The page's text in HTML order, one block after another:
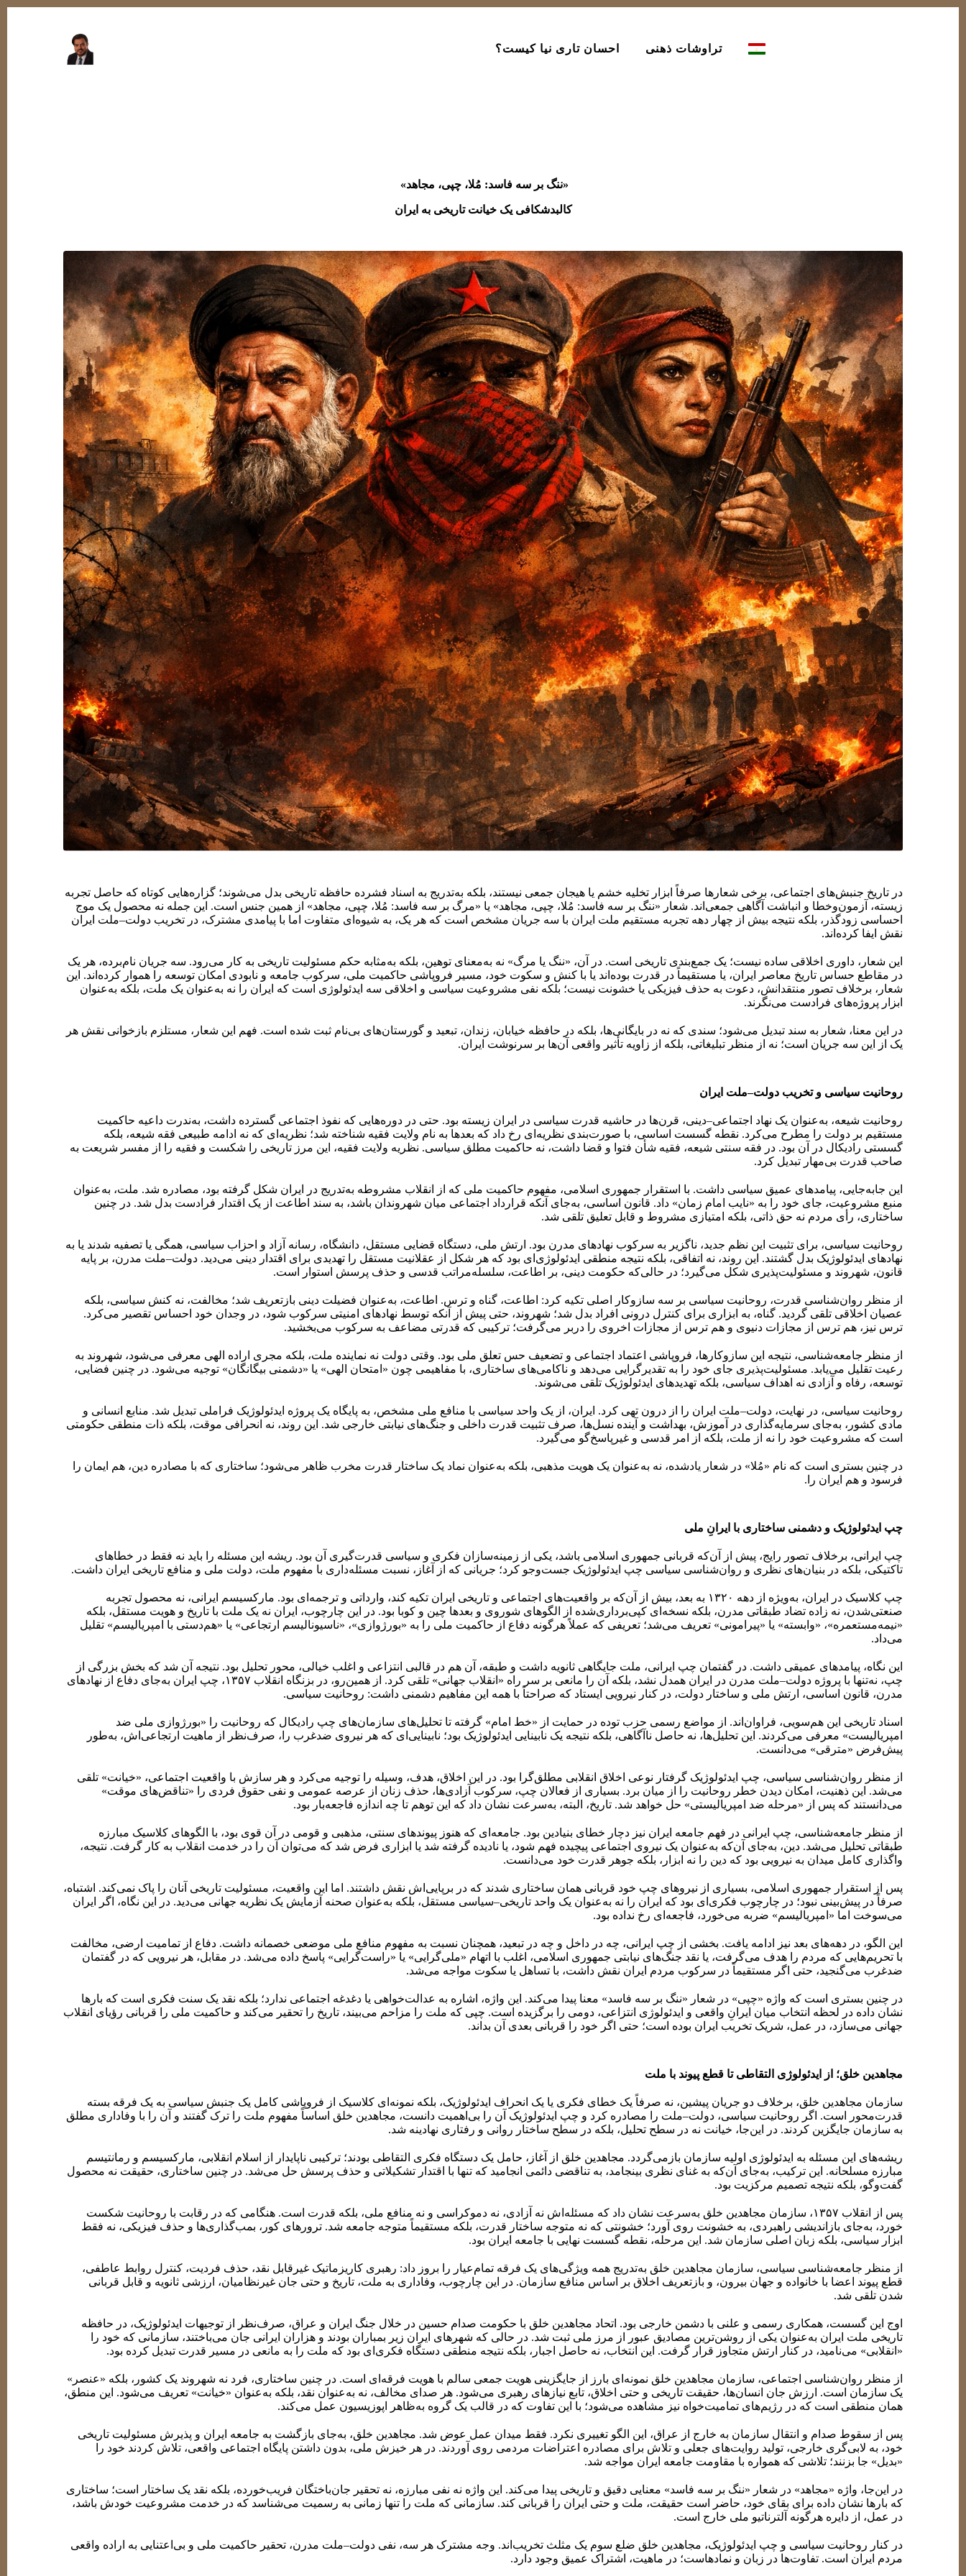
احسان تاری نیا کیست؟ تراوشات ذهنی
«ننگ بر سه فاسد: مُلا، چپی، مجاهد»
کالبدشکافی یک خیانت تاریخی به ایران
در تاریخ جنبش‌های اجتماعی، برخی شعارها صرفاً ابزار تخلیه خشم یا هیجان جمعی نیستند، بلکه به‌تدریج به اسناد فشرده حافظه تاریخی بدل می‌شوند؛ گزاره‌هایی کوتاه که حاصل تجربه
زیسته، آزمون‌وخطا و انباشت آگاهی جمعی‌اند. شعار «ننگ بر سه فاسد: مُلا، چپی، مجاهد» یا «مرگ بر سه فاسد: مُلا، چپی، مجاهد» از همین جنس است. این جمله نه محصول یک موج
احساسی زودگذر، بلکه نتیجه بیش از چهار دهه تجربه مستقیم ملت ایران با سه جریان مشخص است که هر یک، به شیوه‌ای متفاوت اما با پیامدی مشترک، در تخریب دولت–ملت ایران
نقش ایفا کرده‌اند.
این شعار، داوری اخلاقی ساده نیست؛ یک جمع‌بندی تاریخی است. در آن، «ننگ یا مرگ» نه به‌معنای توهین، بلکه به‌مثابه حکم مسئولیت تاریخی به کار می‌رود. سه جریان نام‌برده، هر یک
در مقاطع حساس تاریخ معاصر ایران، یا مستقیماً در قدرت بوده‌اند یا با کنش و سکوت خود، مسیر فروپاشی حاکمیت ملی، سرکوب جامعه و نابودی امکان توسعه را هموار کرده‌اند. این
شعار، برخلاف تصور منتقدانش، دعوت به حذف فیزیکی یا خشونت نیست؛ بلکه نفی مشروعیت سیاسی و اخلاقی سه ایدئولوژی است که ایران را نه به‌عنوان یک ملت، بلکه به‌عنوان
ابزار پروژه‌های فرادست می‌نگرند.
در این معنا، شعار به سند تبدیل می‌شود؛ سندی که نه در بایگانی‌ها، بلکه در حافظه خیابان، زندان، تبعید و گورستان‌های بی‌نام ثبت شده است. فهم این شعار، مستلزم بازخوانی نقش هر
یک از این سه جریان است؛ نه از منظر تبلیغاتی، بلکه از زاویه تأثیر واقعی آن‌ها بر سرنوشت ایران.
روحانیت سیاسی و تخریب دولت–ملت ایران
روحانیت شیعه، به‌عنوان یک نهاد اجتماعی–دینی، قرن‌ها در حاشیه قدرت سیاسی در ایران زیسته بود. حتی در دوره‌هایی که نفوذ اجتماعی گسترده داشت، به‌ندرت داعیه حاکمیت
مستقیم بر دولت را مطرح می‌کرد. نقطه گسست اساسی، با صورت‌بندی نظریه‌ای رخ داد که بعدها به نام ولایت فقیه شناخته شد؛ نظریه‌ای که نه ادامه طبیعی فقه شیعه، بلکه
گسستی رادیکال در آن بود. در فقه سنتی شیعه، فقیه شأن فتوا و قضا داشت، نه حاکمیت مطلق سیاسی. نظریه ولایت فقیه، این مرز تاریخی را شکست و فقیه را از مفسر شریعت به
صاحب قدرت بی‌مهار تبدیل کرد.
این جابه‌جایی، پیامدهای عمیق سیاسی داشت. با استقرار جمهوری اسلامی، مفهوم حاکمیت ملی که از انقلاب مشروطه به‌تدریج در ایران شکل گرفته بود، مصادره شد. ملت، به‌عنوان
منبع مشروعیت، جای خود را به «نایب امام زمان» داد. قانون اساسی، به‌جای آنکه قرارداد اجتماعی میان شهروندان باشد، به سند اطاعت از یک اقتدار فرادست بدل شد. در چنین
ساختاری، رأی مردم نه حق ذاتی، بلکه امتیازی مشروط و قابل تعلیق تلقی شد.
روحانیت سیاسی، برای تثبیت این نظم جدید، ناگزیر به سرکوب نهادهای مدرن بود. ارتش ملی، دستگاه قضایی مستقل، دانشگاه، رسانه آزاد و احزاب سیاسی، همگی یا تصفیه شدند یا به
نهادهای ایدئولوژیک بدل گشتند. این روند، نه اتفاقی، بلکه نتیجه منطقی ایدئولوژی‌ای بود که هر شکل از عقلانیت مستقل را تهدیدی برای اقتدار دینی می‌دید. دولت–ملت مدرن، بر پایه
قانون، شهروند و مسئولیت‌پذیری شکل می‌گیرد؛ در حالی‌که حکومت دینی، بر اطاعت، سلسله‌مراتب قدسی و حذف پرسش استوار است.
از منظر روان‌شناسی قدرت، روحانیت سیاسی بر سه سازوکار اصلی تکیه کرد: اطاعت، گناه و ترس. اطاعت، به‌عنوان فضیلت دینی بازتعریف شد؛ مخالفت، نه کنش سیاسی، بلکه
عصیان اخلاقی تلقی گردید. گناه، به ابزاری برای کنترل درونی افراد بدل شد؛ شهروند، حتی پیش از آنکه توسط نهادهای امنیتی سرکوب شود، در وجدان خود احساس تقصیر می‌کرد.
ترس نیز، هم ترس از مجازات دنیوی و هم ترس از مجازات اخروی را دربر می‌گرفت؛ ترکیبی که قدرتی مضاعف به سرکوب می‌بخشید.
از منظر جامعه‌شناسی، نتیجه این سازوکارها، فروپاشی اعتماد اجتماعی و تضعیف حس تعلق ملی بود. وقتی دولت نه نماینده ملت، بلکه مجری اراده الهی معرفی می‌شود، شهروند به
رعیت تقلیل می‌یابد. مسئولیت‌پذیری جای خود را به تقدیرگرایی می‌دهد و ناکامی‌های ساختاری، با مفاهیمی چون «امتحان الهی» یا «دشمنی بیگانگان» توجیه می‌شود. در چنین فضایی،
توسعه، رفاه و آزادی نه اهداف سیاسی، بلکه تهدیدهای ایدئولوژیک تلقی می‌شوند.
روحانیت سیاسی، در نهایت، دولت–ملت ایران را از درون تهی کرد. ایران، از یک واحد سیاسی با منافع ملی مشخص، به پایگاه یک پروژه ایدئولوژیک فراملی تبدیل شد. منابع انسانی و
مادی کشور، به‌جای سرمایه‌گذاری در آموزش، بهداشت و آینده نسل‌ها، صرف تثبیت قدرت داخلی و جنگ‌های نیابتی خارجی شد. این روند، نه انحرافی موقت، بلکه ذات منطقی حکومتی
است که مشروعیت خود را نه از ملت، بلکه از امر قدسی و غیرپاسخ‌گو می‌گیرد.
در چنین بستری است که نام «مُلا» در شعار یادشده، نه به‌عنوان یک هویت مذهبی، بلکه به‌عنوان نماد یک ساختار قدرت مخرب ظاهر می‌شود؛ ساختاری که با مصادره دین، هم ایمان را
فرسود و هم ایران را.
چپ ایدئولوژیک و دشمنی ساختاری با ایرانِ ملی
چپ ایرانی، برخلاف تصور رایج، پیش از آن‌که قربانی جمهوری اسلامی باشد، یکی از زمینه‌سازان فکری و سیاسی قدرت‌گیری آن بود. ریشه این مسئله را باید نه فقط در خطاهای
تاکتیکی، بلکه در بنیان‌های نظری و روان‌شناسی سیاسی چپ ایدئولوژیک جست‌وجو کرد؛ جریانی که از آغاز، نسبت مسئله‌داری با مفهوم ملت، دولت ملی و منافع تاریخی ایران داشت.
چپ کلاسیک در ایران، به‌ویژه از دهه ۱۳۲۰ به بعد، بیش از آن‌که بر واقعیت‌های اجتماعی و تاریخی ایران تکیه کند، وارداتی و ترجمه‌ای بود. مارکسیسم ایرانی، نه محصول تجربه
صنعتی‌شدن، نه زاده تضاد طبقاتی مدرن، بلکه نسخه‌ای کپی‌برداری‌شده از الگوهای شوروی و بعدها چین و کوبا بود. در این چارچوب، ایران نه یک ملت با تاریخ و هویت مستقل، بلکه
«نیمه‌مستعمره»، «وابسته» یا «پیرامونی» تعریف می‌شد؛ تعریفی که عملاً هرگونه دفاع از حاکمیت ملی را به «بورژوازی»، «ناسیونالیسم ارتجاعی» یا «هم‌دستی با امپریالیسم» تقلیل
می‌داد.
این نگاه، پیامدهای عمیقی داشت. در گفتمان چپ ایرانی، ملت جایگاهی ثانویه داشت و طبقه، آن هم در قالبی انتزاعی و اغلب خیالی، محور تحلیل بود. نتیجه آن شد که بخش بزرگی از
چپ، نه‌تنها با پروژه دولت–ملت مدرن در ایران همدل نشد، بلکه آن را مانعی بر سر راه «انقلاب جهانی» تلقی کرد. از همین‌رو، در بزنگاه انقلاب ۱۳۵۷، چپ ایران به‌جای دفاع از نهادهای
مدرن، قانون اساسی، ارتش ملی و ساختار دولت، در کنار نیرویی ایستاد که صراحتاً با همه این مفاهیم دشمنی داشت: روحانیت سیاسی.
اسناد تاریخی این هم‌سویی، فراوان‌اند. از مواضع رسمی حزب توده در حمایت از «خط امام» گرفته تا تحلیل‌های سازمان‌های چپ رادیکال که روحانیت را «بورژوازی ملی ضد
امپریالیست» معرفی می‌کردند. این تحلیل‌ها، نه حاصل ناآگاهی، بلکه نتیجه یک نابینایی ایدئولوژیک بود؛ نابینایی‌ای که هر نیروی ضدغرب را، صرف‌نظر از ماهیت ارتجاعی‌اش، به‌طور
پیش‌فرض «مترقی» می‌دانست.
از منظر روان‌شناسی سیاسی، چپ ایدئولوژیک گرفتار نوعی اخلاق انقلابی مطلق‌گرا بود. در این اخلاق، هدف، وسیله را توجیه می‌کرد و هر سازش با واقعیت اجتماعی، «خیانت» تلقی
می‌شد. این ذهنیت، امکان دیدن خطر روحانیت را از میان برد. بسیاری از فعالان چپ، سرکوب آزادی‌ها، حذف زنان از عرصه عمومی و نفی حقوق فردی را «تناقض‌های موقت»
می‌دانستند که پس از «مرحله ضد امپریالیستی» حل خواهد شد. تاریخ، البته، به‌سرعت نشان داد که این توهم تا چه اندازه فاجعه‌بار بود.
از منظر جامعه‌شناسی، چپ ایرانی در فهم جامعه ایران نیز دچار خطای بنیادین بود. جامعه‌ای که هنوز پیوندهای سنتی، مذهبی و قومی در آن قوی بود، با الگوهای کلاسیک مبارزه
طبقاتی تحلیل می‌شد. دین، به‌جای آن‌که به‌عنوان یک نیروی اجتماعی پیچیده فهم شود، یا نادیده گرفته شد یا ابزاری فرض شد که می‌توان آن را در خدمت انقلاب به کار گرفت. نتیجه،
واگذاری کامل میدان به نیرویی بود که دین را نه ابزار، بلکه جوهر قدرت خود می‌دانست.
پس از استقرار جمهوری اسلامی، بسیاری از نیروهای چپ خود قربانی همان ساختاری شدند که در برپایی‌اش نقش داشتند. اما این واقعیت، مسئولیت تاریخی آنان را پاک نمی‌کند. اشتباه،
صرفاً در پیش‌بینی نبود؛ در چارچوب فکری‌ای بود که ایران را نه به‌عنوان یک واحد تاریخی–سیاسی مستقل، بلکه به‌عنوان صحنه آزمایش یک نظریه جهانی می‌دید. در این نگاه، اگر ایران
می‌سوخت اما «امپریالیسم» ضربه می‌خورد، فاجعه‌ای رخ نداده بود.
این الگو، در دهه‌های بعد نیز ادامه یافت. بخشی از چپ ایرانی، چه در داخل و چه در تبعید، همچنان نسبت به مفهوم منافع ملی موضعی خصمانه داشت. دفاع از تمامیت ارضی، مخالفت
با تحریم‌هایی که مردم را هدف می‌گرفت، یا نقد جنگ‌های نیابتی جمهوری اسلامی، اغلب با اتهام «ملی‌گرایی» یا «راست‌گرایی» پاسخ داده می‌شد. در مقابل، هر نیرویی که در گفتمان
ضدغرب می‌گنجید، حتی اگر مستقیماً در سرکوب مردم ایران نقش داشت، با تساهل یا سکوت مواجه می‌شد.
در چنین بستری است که واژه «چپی» در شعار «ننگ بر سه فاسد» معنا پیدا می‌کند. این واژه، اشاره به عدالت‌خواهی یا دغدغه اجتماعی ندارد؛ بلکه نقد یک سنت فکری است که بارها
نشان داده در لحظه انتخاب میان ایرانِ واقعی و ایدئولوژی انتزاعی، دومی را برگزیده است. چپی که ملت را مزاحم می‌بیند، تاریخ را تحقیر می‌کند و حاکمیت ملی را قربانی رؤیای انقلاب
جهانی می‌سازد، در عمل، شریک تخریب ایران بوده است؛ حتی اگر خود را قربانی بعدی آن بداند.
مجاهدین خلق؛ از ایدئولوژی التقاطی تا قطع پیوند با ملت
سازمان مجاهدین خلق، برخلاف دو جریان پیشین، نه صرفاً یک خطای فکری یا یک انحراف ایدئولوژیک، بلکه نمونه‌ای کلاسیک از فروپاشی کامل یک جنبش سیاسی به یک فرقه بسته
قدرت‌محور است. اگر روحانیت سیاسی، دولت–ملت را مصادره کرد و چپ ایدئولوژیک آن را بی‌اهمیت دانست، مجاهدین خلق اساساً مفهوم ملت را ترک گفتند و آن را با وفاداری مطلق
به سازمان جایگزین کردند. در این‌جا، خیانت نه در سطح تحلیل، بلکه در سطح ساختار روانی و رفتاری نهادینه شد.
ریشه‌های این مسئله به ایدئولوژی اولیه سازمان بازمی‌گردد. مجاهدین خلق از آغاز، حامل یک دستگاه فکری التقاطی بودند؛ ترکیبی ناپایدار از اسلام انقلابی، مارکسیسم و رمانتیسم
مبارزه مسلحانه. این ترکیب، به‌جای آن‌که به غنای نظری بینجامد، به تناقضی دائمی انجامید که تنها با اقتدار تشکیلاتی و حذف پرسش حل می‌شد. در چنین ساختاری، حقیقت نه محصول
گفت‌وگو، بلکه نتیجه تصمیم مرکزیت بود.
پس از انقلاب ۱۳۵۷، سازمان مجاهدین خلق به‌سرعت نشان داد که مسئله‌اش نه آزادی، نه دموکراسی و نه منافع ملی، بلکه قدرت است. هنگامی که در رقابت با روحانیت شکست
خورد، به‌جای بازاندیشی راهبردی، به خشونت روی آورد؛ خشونتی که نه متوجه ساختار قدرت، بلکه مستقیماً متوجه جامعه شد. ترورهای کور، بمب‌گذاری‌ها و حذف فیزیکی، نه فقط
ابزار سیاسی، بلکه زبان اصلی سازمان شد. این مرحله، نقطه گسست نهایی با جامعه ایران بود.
از منظر جامعه‌شناسی سیاسی، سازمان مجاهدین خلق به‌تدریج همه ویژگی‌های یک فرقه تمام‌عیار را بروز داد: رهبری کاریزماتیک غیرقابل نقد، حذف فردیت، کنترل روابط عاطفی،
قطع پیوند اعضا با خانواده و جهان بیرون، و بازتعریف اخلاق بر اساس منافع سازمان. در این چارچوب، وفاداری به ملت، تاریخ و حتی جان غیرنظامیان، ارزشی ثانویه و قابل قربانی
شدن تلقی شد.
اوج این گسست، همکاری رسمی و علنی با دشمن خارجی بود. اتحاد مجاهدین خلق با حکومت صدام حسین در خلال جنگ ایران و عراق، صرف‌نظر از توجیهات ایدئولوژیک، در حافظه
تاریخی ملت ایران به‌عنوان یکی از روشن‌ترین مصادیق عبور از مرز ملی ثبت شد. در حالی که شهرهای ایران زیر بمباران بودند و هزاران ایرانی جان می‌باختند، سازمانی که خود را
«انقلابی» می‌نامید، در کنار ارتش متجاوز قرار گرفت. این انتخاب، نه حاصل اجبار، بلکه نتیجه منطقی دستگاه فکری‌ای بود که ملت را به مانعی در مسیر قدرت تبدیل کرده بود.
از منظر روان‌شناسی اجتماعی، سازمان مجاهدین خلق نمونه‌ای بارز از جایگزینی هویت جمعی سالم با هویت فرقه‌ای است. در چنین ساختاری، فرد نه شهروند یک کشور، بلکه «عنصر»
یک سازمان است. ارزش جان انسان‌ها، حقیقت تاریخی و حتی اخلاق، تابع نیازهای رهبری می‌شود. هر صدای مخالف، نه به‌عنوان نقد، بلکه به‌عنوان «خیانت» تعریف می‌شود. این منطق،
همان منطقی است که در رژیم‌های تمامیت‌خواه نیز مشاهده می‌شود؛ با این تفاوت که در قالب یک گروه به‌ظاهر اپوزیسیون عمل می‌کند.
پس از سقوط صدام و انتقال سازمان به خارج از عراق، این الگو تغییری نکرد. فقط میدان عمل عوض شد. مجاهدین خلق، به‌جای بازگشت به جامعه ایران و پذیرش مسئولیت تاریخی
خود، به لابی‌گری خارجی، تولید روایت‌های جعلی و تلاش برای مصادره اعتراضات مردمی روی آوردند. در هر خیزش ملی، بدون داشتن پایگاه اجتماعی واقعی، تلاش کردند خود را
«بدیل» جا بزنند؛ تلاشی که همواره با مقاومت جامعه ایران مواجه شد.
در این‌جا، واژه «مجاهد» در شعار «ننگ بر سه فاسد» معنایی دقیق و تاریخی پیدا می‌کند. این واژه نه نفی مبارزه، نه تحقیر جان‌باختگان فریب‌خورده، بلکه نقد یک ساختار است؛ ساختاری
که بارها نشان داده برای بقای خود، حاضر است حقیقت، ملت و حتی ایران را قربانی کند. سازمانی که ملت را تنها زمانی به رسمیت می‌شناسد که در خدمت مشروعیت خودش باشد،
در عمل، از دایره هرگونه آلترناتیو ملی خارج است.
در کنار روحانیت سیاسی و چپ ایدئولوژیک، مجاهدین خلق ضلع سوم یک مثلث تخریب‌اند. وجه مشترک هر سه، نفی دولت–ملت مدرن، تحقیر حاکمیت ملی و بی‌اعتنایی به اراده واقعی
مردم ایران است. تفاوت‌ها در زبان و نمادهاست؛ در ماهیت، اشتراک عمیق وجود دارد.